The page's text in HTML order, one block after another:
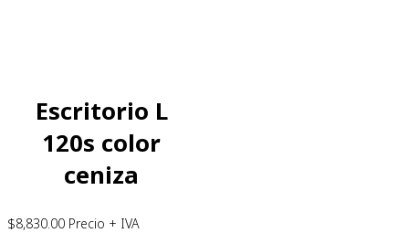
Escritorio L
120s color
ceniza
$8,830.00 Precio + IVA